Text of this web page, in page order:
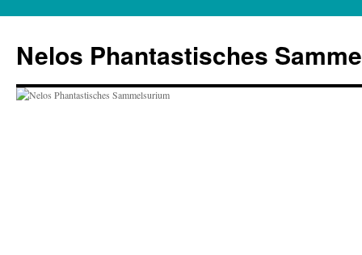
springen
Nelos Phantastisches